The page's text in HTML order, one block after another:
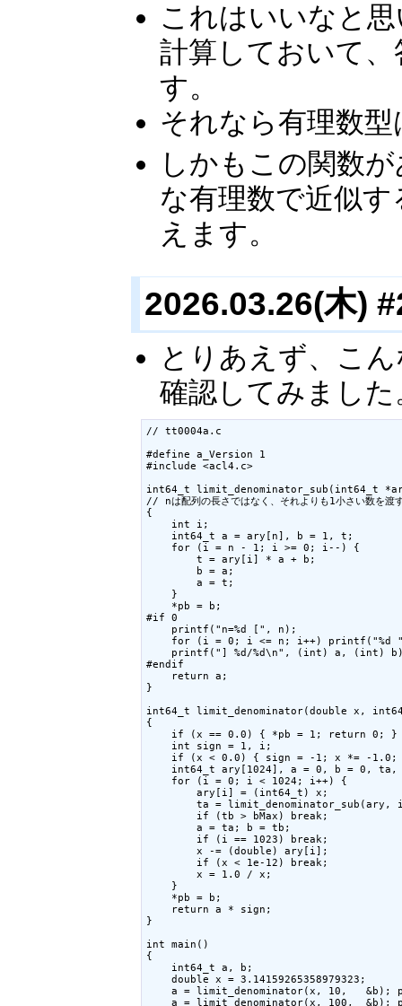
これはいいなと
計算しておいて
す。
それなら有理数
しかもこの関数
な有理数で近似
えます。
2026.03.26(木)
とりあえず、こ
確認してみました
// tt0004a.c
#define a_Version 1
#include <acl4.c>
int64_t limit_denominator_sub(int64_t
// nは配列の長さではなく、それよりも1小さい数を
{
    int i;
    int64_t a = ary[n], b = 1, t;
    for (i = n - 1; i >= 0; i--) {
        t = ary[i] * a + b;
        b = a;
        a = t;
    }
    *pb = b;
#if 0
    printf("n=%d [", n);
for (i = 0; i <= n; i++) printf("%d
printf("] %d/%d\n", (int) a, (int)
#endif
    return a;
}
int64_t limit_denominator(double x,
{
    if (x == 0.0) { *pb = 1; return 0; }
    int sign = 1, i;
if (x < 0.0) { sign = -1; x *= -1.0;
int64_t ary[1024], a = 0, b = 0, ta,
    for (i = 0; i < 1024; i++) {
        ary[i] = (int64_t) x;
ta = limit_denominator_sub(ary,
        if (tb > bMax) break;
        a = ta; b = tb;
        if (i == 1023) break;
        x -= (double) ary[i];
        if (x < 1e-12) break;
        x = 1.0 / x;
    }
    *pb = b;
    return a * sign;
}
int main()
{
    int64_t a, b;
    double x = 3.14159265358979323;
a = limit_denominator(x, 10,   &b);
a = limit_denominator(x, 100,  &b);